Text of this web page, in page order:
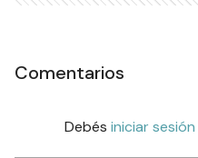
Comentarios
Debés iniciar sesión